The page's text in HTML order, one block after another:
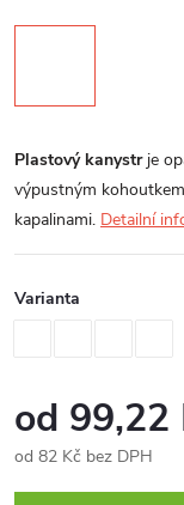
Plastový kanystrje
výpustným
kapalinami. Detailní
Varianta
od 99,22
od 82 Kč bez DPH